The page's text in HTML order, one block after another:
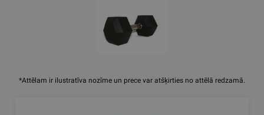
*Attēlam ir ilustratīva nozīme un prece var atšķirties no attēlā redzamā.